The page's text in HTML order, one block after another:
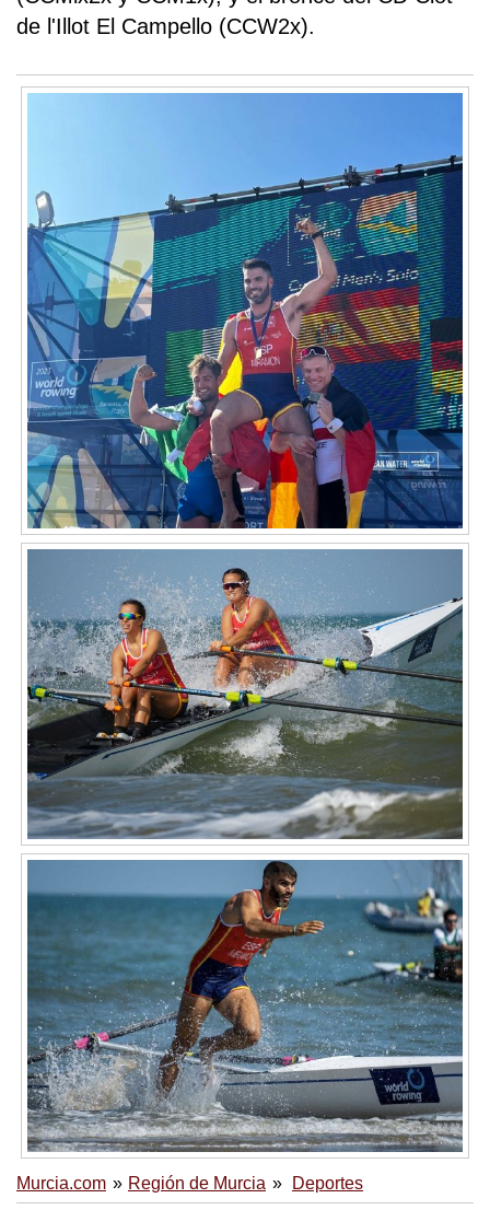
de l'Illot El Campello (CCW2x).
Murcia.com Región de Murcia Deportes